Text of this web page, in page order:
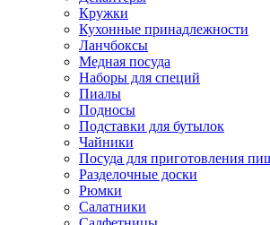
Кружки
Кухонные принадлежности
Ланчбоксы
Медная посуда
Наборы для специй
Пиалы
Подносы
Подставки для бутылок
Чайники
Посуда для приготовления
Разделочные доски
Рюмки
Салатники